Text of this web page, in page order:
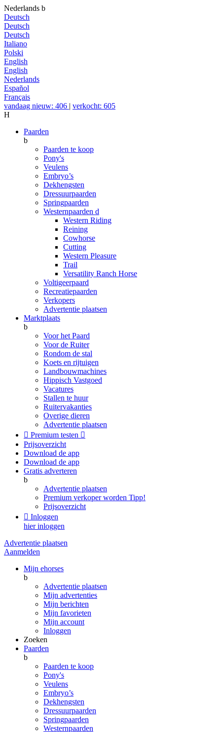
Nederlands b
Deutsch
Deutsch
Deutsch
Italiano
Polski
English
English
Nederlands
Español
Français
vandaag nieuw: 406 | verkocht: 605
H
Paarden
b
Paarden te koop
Pony's
Veulens
Embryo’s
Dekhengsten
Dressuurpaarden
Springpaarden
Westernpaarden d
Western Riding
Reining
Cowhorse
Cutting
Western Pleasure
Trail
Versatility Ranch Horse
Voltigeerpaard
Recreatiepaarden
Verkopers
Advertentie plaatsen
Marktplaats
b
Voor het Paard
Voor de Ruiter
Rondom de stal
Koets en rijtuigen
Landbouwmachines
Hippisch Vastgoed
Vacatures
Stallen te huur
Ruitervakanties
Overige dieren
Advertentie plaatsen
 Premium testen 
Prijsoverzicht
Download de app
Download de app
Gratis adverteren
b
Advertentie plaatsen
Premium verkoper worden Tipp!
Prijsoverzicht
 Inloggen
hier inloggen
Advertentie plaatsen
Aanmelden
Mijn ehorses
b
Advertentie plaatsen
Mijn advertenties
Mijn berichten
Mijn favorieten
Mijn account
Inloggen
Zoeken
Paarden
b
Paarden te koop
Pony's
Veulens
Embryo’s
Dekhengsten
Dressuurpaarden
Springpaarden
Westernpaarden